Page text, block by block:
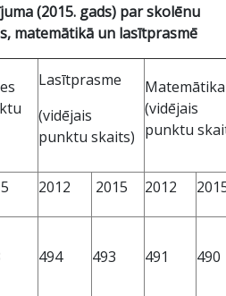
(2015. gads) par skolēnu
matemātikā un lasītprasmē
Lasītprasme
(vidējais
punktu skaits)
Matemātika
(vidējais
punktu
2012 2015 2012
494 493 491 490